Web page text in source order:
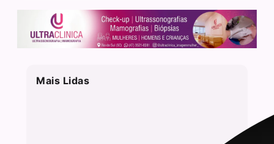
Mais Lidas